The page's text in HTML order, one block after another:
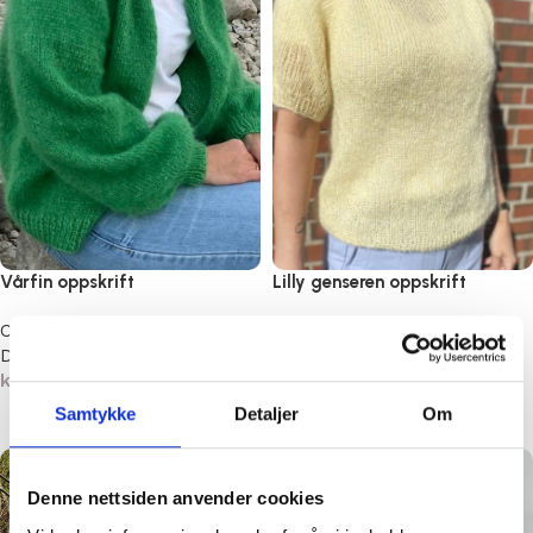
Samtykke Detaljer Om
Denne nettsiden anvender cookies
Vårfin oppskrift
Oppskrifter
Dame
kr60,00
Legg i handlekurv
Lilly genseren oppskrift
Oppskrifter
kr60,00
Legg i handlekurv